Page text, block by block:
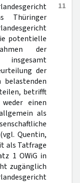
11
Thüringer
potentielle
der
der
betrifft
einen
als
Quentin,
als Tatfrage
1 OWiG in
zugänglich